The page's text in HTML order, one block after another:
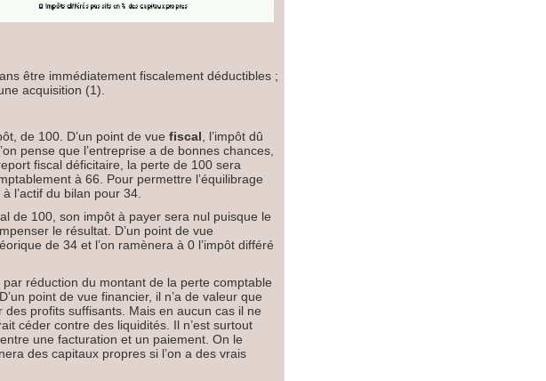
être immédiatement fiscalement déductibles ;
acquisition (1).
de 100. D’un point de vue fiscal, l’impôt dû
pense que l’entreprise a de bonnes chances,
fiscal déficitaire, la perte de 100 sera
à 66. Pour permettre l’équilibrage
l’actif du bilan pour 34.
de 100, son impôt à payer sera nul puisque le
le résultat. D’un point de vue
de 34 et l’on ramènera à 0 l’impôt différé
réduction du montant de la perte comptable
point de vue financier, il n’a de valeur que
profits suffisants. Mais en aucun cas il ne
céder contre des liquidités. Il n’est surtout
une facturation et un paiement. On le
des capitaux propres si l’on a des vrais